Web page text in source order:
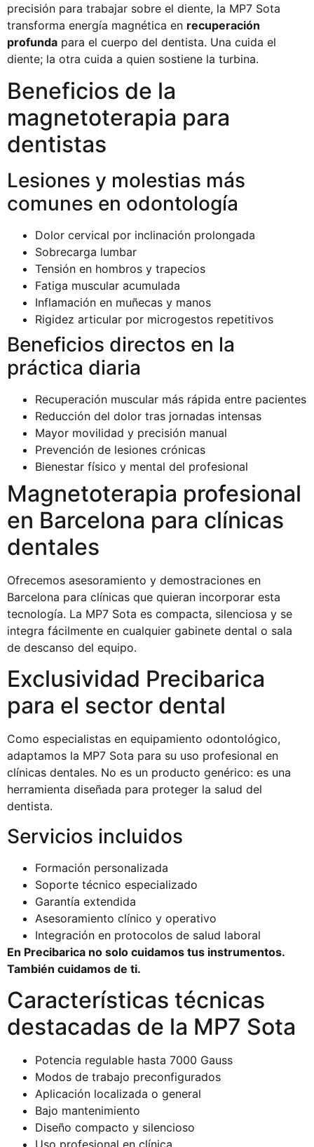
precisión para trabajar sobre el diente, la MP7 Sota
transforma energía magnética en recuperación
profunda para el cuerpo del dentista. Una cuida el
diente; la otra cuida a quien sostiene la turbina.
Beneficios de la
magnetoterapia para
dentistas
Lesiones y molestias más
comunes en odontología
Dolor cervical por inclinación prolongada
Sobrecarga lumbar
Tensión en hombros y trapecios
Fatiga muscular acumulada
Inflamación en muñecas y manos
Rigidez articular por microgestos repetitivos
Beneficios directos en la
práctica diaria
Recuperación muscular más rápida entre pacientes
Reducción del dolor tras jornadas intensas
Mayor movilidad y precisión manual
Prevención de lesiones crónicas
Bienestar físico y mental del profesional
Magnetoterapia profesional
en Barcelona para clínicas
dentales
Ofrecemos asesoramiento y demostraciones en
Barcelona para clínicas que quieran incorporar esta
tecnología. La MP7 Sota es compacta, silenciosa y se
integra fácilmente en cualquier gabinete dental o sala
de descanso del equipo.
Exclusividad Precibarica
para el sector dental
Como especialistas en equipamiento odontológico,
adaptamos la MP7 Sota para su uso profesional en
clínicas dentales. No es un producto genérico: es una
herramienta diseñada para proteger la salud del
dentista.
Servicios incluidos
Formación personalizada
Soporte técnico especializado
Garantía extendida
Asesoramiento clínico y operativo
Integración en protocolos de salud laboral
En Precibarica no solo cuidamos tus instrumentos.
También cuidamos de ti.
Características técnicas
destacadas de la MP7 Sota
Potencia regulable hasta 7000 Gauss
Modos de trabajo preconfigurados
Aplicación localizada o general
Bajo mantenimiento
Diseño compacto y silencioso
Uso profesional en clínica